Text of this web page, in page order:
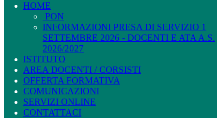
HOME
PON
INFORMAZIONI PRESA DI SERVIZIO 1
SETTEMBRE 2026 - DOCENTI E ATA A.S.
2026/2027
ISTITUTO
AREA DOCENTI / CORSISTI
OFFERTA FORMATIVA
COMUNICAZIONI
SERVIZI ONLINE
CONTATTACI